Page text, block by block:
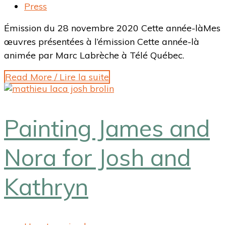
Press
Émission du 28 novembre 2020 Cette année-làMes
œuvres présentées à l’émission Cette année-là
animée par Marc Labrèche à Télé Québec.
Read More / Lire la suite
Painting James and
Nora for Josh and
Kathryn